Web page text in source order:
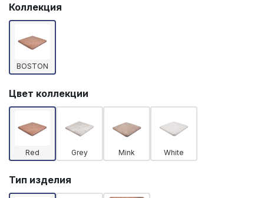
Коллекция
BOSTON
Цвет коллекции
Red Grey Mink White
Тип изделия